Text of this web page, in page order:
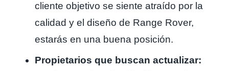
cliente objetivo se siente atraído por la
calidad y el diseño de Range Rover,
estarás en una buena posición.
Propietarios que buscan actualizar: